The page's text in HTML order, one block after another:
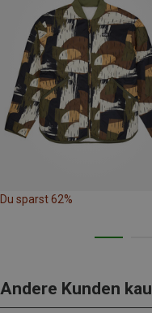
Du sparst 62%
Andere Kunden